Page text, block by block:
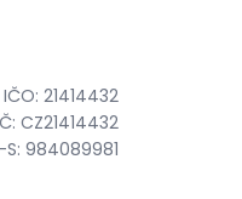
IČO: 21414432
CZ21414432
984089981